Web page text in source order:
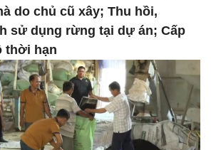
do chủ cũ xây; Thu hồi,
sử dụng rừng tại dự án; Cấp
thời hạn